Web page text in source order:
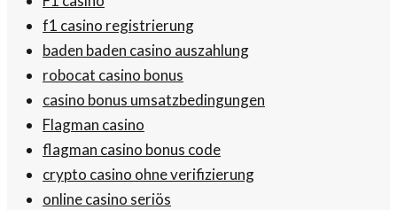
f1 casino registrierung
baden baden casino auszahlung
robocat casino bonus
casino bonus umsatzbedingungen
Flagman casino
flagman casino bonus code
crypto casino ohne verifizierung
online casino seriös